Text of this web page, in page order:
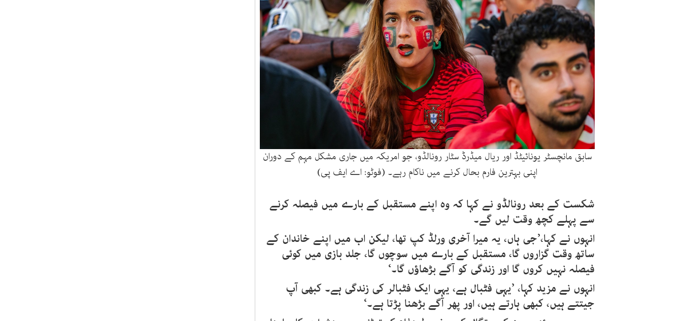
سابق مانچسٹر یونائیٹڈ اور ریال میڈرڈ سٹار رونالڈو، جو امریکہ میں جاری مشکل مہم کے دوران
اپنی بہترین فارم بحال کرنے میں ناکام رہے۔ (فوٹو: اے ایف پی)
شکست کے بعد رونالڈو نے کہا کہ وہ اپنے مستقبل کے بارے میں فیصلہ کرنے
سے پہلے کچھ وقت لیں گے۔
انہوں نے کہا،’جی ہاں، یہ میرا آخری ورلڈ کپ تھا، لیکن اب میں اپنے خاندان کے
ساتھ وقت گزاروں گا، مستقبل کے بارے میں سوچوں گا، جلد بازی میں کوئی
فیصلہ نہیں کروں گا اور زندگی کو آگے بڑھاؤں گا۔‘
انہوں نے مزید کہا، ’یہی فٹبال ہے، یہی ایک فٹبالر کی زندگی ہے۔ کبھی آپ
جیتتے ہیں، کبھی ہارتے ہیں، اور پھر آگے بڑھنا پڑتا ہے۔‘